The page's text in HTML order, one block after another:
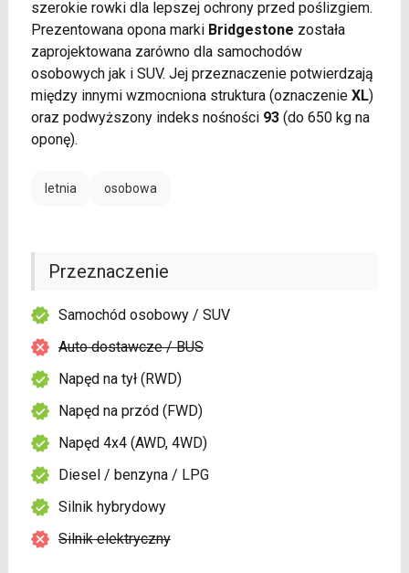
szerokie rowki dla lepszej ochrony przed poślizgiem.
Prezentowana opona marki Bridgestone została
zaprojektowana zarówno dla samochodów
osobowych jak i SUV. Jej przeznaczenie potwierdzają
między innymi wzmocniona struktura (oznaczenie XL)
oraz podwyższony indeks nośności 93(do 650 kg na
oponę).
letnia osobowa
Przeznaczenie
Samochód osobowy / SUV
Auto dostawcze / BUS
Napęd na tył (RWD)
Napęd na przód (FWD)
Napęd 4x4 (AWD, 4WD)
Diesel / benzyna / LPG
Silnik hybrydowy
Silnik elektryczny